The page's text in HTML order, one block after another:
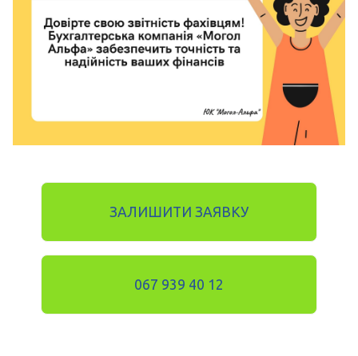
ЗАЛИШИТИ ЗАЯВКУ
067 939 40 12